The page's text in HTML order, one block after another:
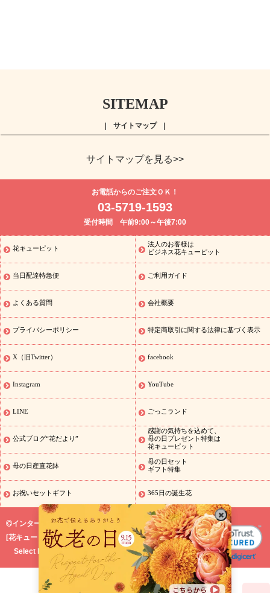
SITEMAP
サイトマップ
サイトマップを見る>>
お祝い 誕生日フラワーギフト特集
お供え・お悔やみの花
四十九日法要以降に贈る花
通夜・葬儀に贈る花
胡蝶蘭・花鉢 プリザーブドフラワー
のイベント
ひまわり ギフト・プレゼント特集
お盆 花（新盆・初
盆）
季節のイベント お盆 花（新盆・初盆）
お盆 花（新盆・
初盆）
お盆・お供え 花とセットギフト
お盆・お供え プリザーブ
ドフラワー
ひまわり ギフト・プレゼント特集
元・暑中見舞い 花のギフト特集
敬老の日におくる花ギフト・プレ
ゼント特集
敬老の日におくる花ギフト・プレゼント特集
花のおすすめランキング
敬老の日 花鉢植えのギフト・プレゼント
特集
敬老の日 花とセットギフト・プレゼント特集
敬老の日の花
ズ』コラボキャンペーン
「きょう誕生日なんです」キャンペーン
誕生日の花を探す 誕生日フラワーギフト
誕生日フラワーギフ
ト
誕生日フラワーギフト商品一覧 バラ
9月の誕生花(リンドウ)
トギフト
「きょう誕生日なんです」キャンペーン
用途から探す お祝いの花特集 当日配達特急便
お祝い商品一覧
お祝い
開店・開業祝い 新築・引っ越し祝い 退職祝い
退院祝い・快気祝い
い
プチギフト ペットのお祝いフラワー お中元・暑中見舞い
当日配達特急便 お供え
お悔やみ商品一覧
お供え・お悔やみの花
四十九日法要以降に贈る
花
お供え お花とセットギフト
ザーブドフラワー
ペットのお供えフラワー
お盆（新盆・初盆）
その他
お祝い返し お見舞い お取り寄せギフト ビジネス用
ご
自宅用
観葉植物 ミディ胡蝶蘭 プリザーブドフラワー
スタイ
ルから探す
アレンジメント 花束 スタンド花 お祝い
お供
え・お悔やみ
胡蝶蘭 胡蝶蘭・花鉢 ミディ胡蝶蘭・お祝い
ミデ
ィ胡蝶蘭・お供え
世界初の青色胡蝶蘭 観葉植物 観葉植物
お電話からのご注文ＯＫ！
03-5719-1593
受付時間 午前9:00～午後7:00
花キューピット
法人のお客様は
ビジネス花キューピット
当日配達特急便 ご利用ガイド
よくある質問 会社概要
プライバシーポリシー 特定商取引に関する法律に基づく表示
X（旧Twitter） facebook
Instagram YouTube
LINE ごっこランド
公式ブログ“花だより”
感謝の気持ちを込めて、
母の日プレゼント特集は
花キューピット
母の日産直花鉢
母の日セット
ギフト特集
お祝いセットギフト 365日の誕生花
インターネット花キューピット
[花キューピット株式会社]
Select Language